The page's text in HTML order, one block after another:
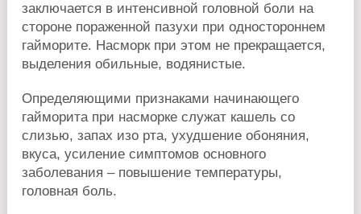
заключается в интенсивной головной боли на
стороне пораженной пазухи при одностороннем
гайморите. Насморк при этом не прекращается,
выделения обильные, водянистые.
Определяющими признаками начинающего
гайморита при насморке служат кашель со
слизью, запах изо рта, ухудшение обоняния,
вкуса, усиление симптомов основного
заболевания – повышение температуры,
головная боль.